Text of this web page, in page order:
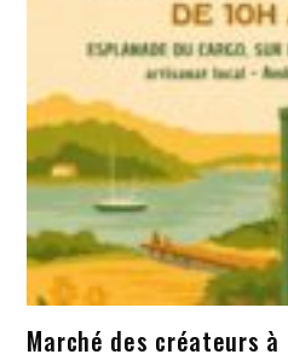
Marché des créateurs à